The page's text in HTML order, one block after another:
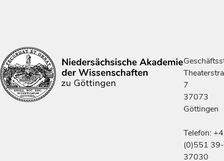
7
37073
Göttingen
Telefon:
(0)551 39-
37030